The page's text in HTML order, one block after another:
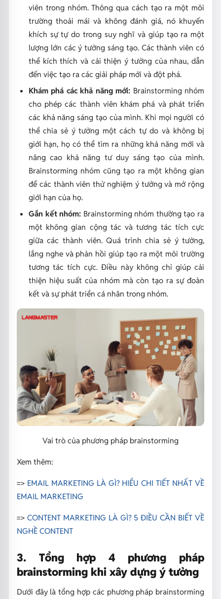
viên trong nhóm. Thông qua cách tạo ra một môi
trường thoải mái và không đánh giá, nó khuyến
khích sự tự do trong suy nghĩ và giúp tạo ra một
lượng lớn các ý tưởng sáng tạo. Các thành viên có
thể kích thích và cải thiện ý tưởng của nhau, dẫn
đến việc tạo ra các giải pháp mới và đột phá.
Khám phá các khả năng mới: Brainstorming nhóm
cho phép các thành viên khám phá và phát triển
các khả năng sáng tạo của mình. Khi mọi người có
thể chia sẻ ý tưởng một cách tự do và không bị
giới hạn, họ có thể tìm ra những khả năng mới và
nâng cao khả năng tư duy sáng tạo của mình.
Brainstorming nhóm cũng tạo ra một không gian
để các thành viên thử nghiệm ý tưởng và mở rộng
giới hạn của họ.
Gắn kết nhóm: Brainstorming nhóm thường tạo ra
một không gian cộng tác và tương tác tích cực
giữa các thành viên. Quá trình chia sẻ ý tưởng,
lắng nghe và phản hồi giúp tạo ra một môi trường
tương tác tích cực. Điều này không chỉ giúp cải
thiện hiệu suất của nhóm mà còn tạo ra sự đoàn
kết và sự phát triển cá nhân trong nhóm.
Vai trò của phương pháp brainstorming
Xem thêm:
=> EMAIL MARKETING LÀ GÌ? HIỂU CHI TIẾT NHẤT VỀ
EMAIL MARKETING
=> CONTENT MARKETING LÀ GÌ? 5 ĐIỀU CẦN BIẾT VỀ
NGHỀ CONTENT
3. Tổng hợp 4 phương pháp
brainstorming khi xây dựng ý tưởng
Dưới đây là tổng hợp các phương pháp brainstorming